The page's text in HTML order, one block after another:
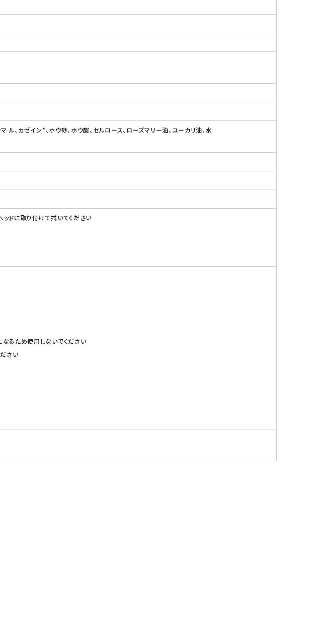
ル、カゼイン*、ホウ砂、ホウ酸、セルロース、ローズマリー油、ユーカリ油、水
ドに取り付けて拭いてください
るため使用しないでください
さい